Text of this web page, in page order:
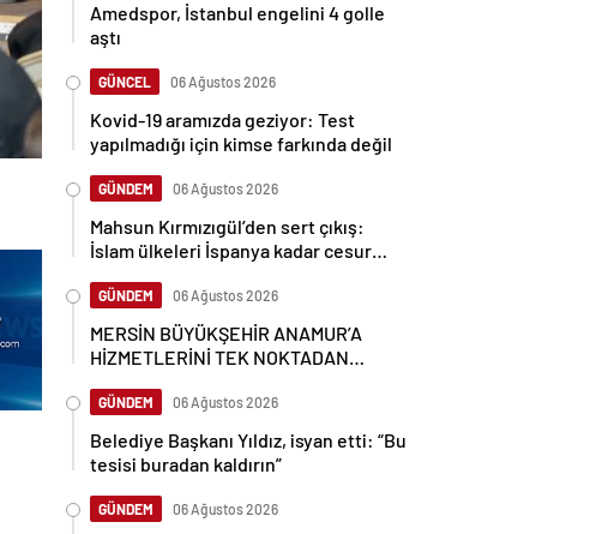
Amedspor, İstanbul engelini 4 golle
aştı
GÜNCEL 06 Ağustos 2026
Kovid-19 aramızda geziyor: Test
yapılmadığı için kimse farkında değil
GÜNDEM 06 Ağustos 2026
Mahsun Kırmızıgül’den sert çıkış:
İslam ülkeleri İspanya kadar cesur
GÜNDEM 06 Ağustos 2026
MERSİN BÜYÜKŞEHİR ANAMUR’A
HİZMETLERİNİ TEK NOKTADAN
GÜNDEM 06 Ağustos 2026
Belediye Başkanı Yıldız, isyan etti: “Bu
tesisi buradan kaldırın”
GÜNDEM 06 Ağustos 2026